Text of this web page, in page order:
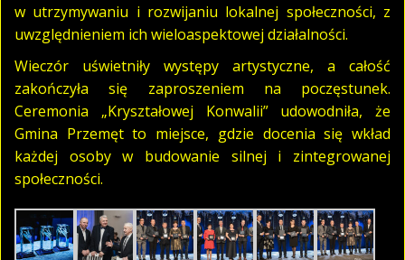
w utrzymywaniu i rozwijaniu lokalnej społeczności, z
uwzględnieniem ich wieloaspektowej działalności.
Wieczór uświetniły występy artystyczne, a całość
zakończyła się zaproszeniem na poczęstunek.
Ceremonia „Kryształowej Konwalii” udowodniła, że
Gmina Przemęt to miejsce, gdzie docenia się wkład
każdej osoby w budowanie silnej i zintegrowanej
społeczności.